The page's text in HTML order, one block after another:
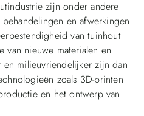
zijn onder andere
en afwerkingen
van tuinhout
nieuwe materialen en
milieuvriendelijker zijn dan
zoals 3D-printen
en het ontwerp van